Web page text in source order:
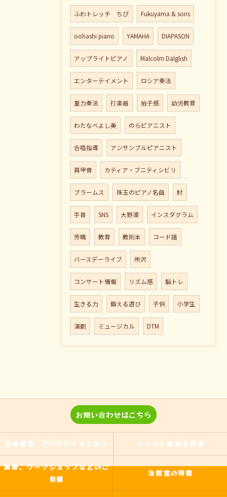
ふわトレッチ ちぴ Fukuyama & sons
oohashi piano YAMAHA DIAPASON
アップライトピアノ Malcolm Dalglish
エンターテイメント ロシア奏法
重力奏法 打楽器 拍子感 幼児教育
わたなべよし美 のらピアニスト
合唱指導 アンサンブルピアニスト
肩甲骨 カティア・ブニティシビリ
ブラームス 珠玉のピアノ名曲 肘
手首 SNS 大野凛 インスダグラム
芳晴 教育 教則本 コード譜
バースデーライブ 所沢
コンサート情報 リズム感 脳トレ
生きる力 鍛える遊び 子供 小学生
演劇 ミュージカル DTM
お問い合わせはこちら
音楽教室 Pパラダイスとは？ レッスン詳細＆料金
演奏、ワークショップなどのご
依頼
当教室の特徴